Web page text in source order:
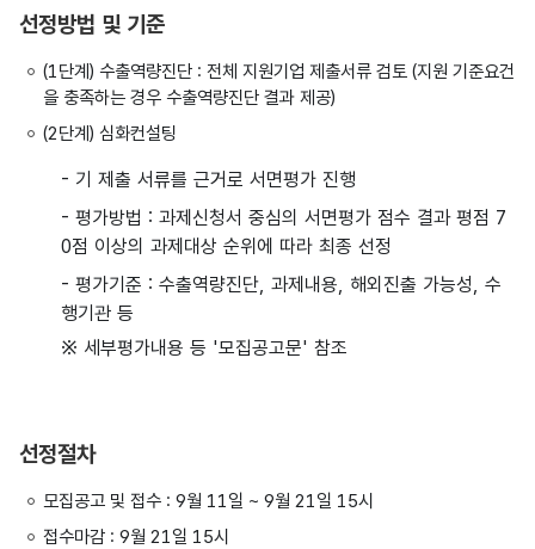
선정방법 및 기준
(1단계) 수출역량진단 : 전체 지원기업 제출서류 검토 (지원 기준요건
을 충족하는 경우 수출역량진단 결과 제공)
(2단계) 심화컨설팅
- 기 제출 서류를 근거로 서면평가 진행
- 평가방법 : 과제신청서 중심의 서면평가 점수 결과 평점 7
0점 이상의 과제대상 순위에 따라 최종 선정
- 평가기준 : 수출역량진단, 과제내용, 해외진출 가능성, 수
행기관 등
※ 세부평가내용 등 '모집공고문' 참조
선정절차
모집공고 및 접수 : 9월 11일 ~ 9월 21일 15시
접수마감 : 9월 21일 15시